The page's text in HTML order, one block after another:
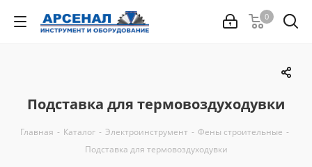
0
Подставка для термовоздуходувки
Главная - Каталог - Электроинструмент - Фены строительные -
Подставка для термовоздуходувки